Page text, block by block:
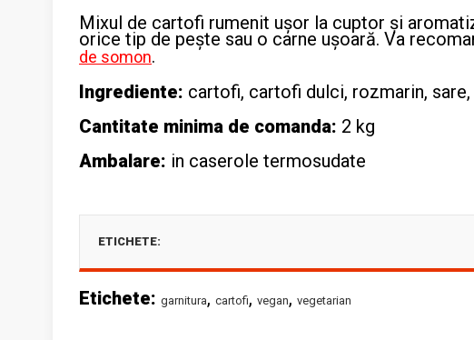
Mixul de cartofi rumenit ușor la cuptor și
orice tip de pește sau o carne ușoară. Va
de somon.
Ingrediente: cartofi, cartofi dulci, rozmarin, sare,
Cantitate minima de comanda: 2 kg
Ambalare: in caserole termosudate
ETICHETE:
Etichete: garnitura, cartofi, vegan, vegetarian